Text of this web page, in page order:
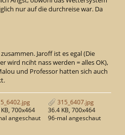
nur auf die durchreise war. Da
Jaroff ist es egal (Die
wird nciht nass werden = alles OK),
und Professor hatten sich auch
700x464
angeschaut
315_6407.jpg
36.4 KB, 700x464
96-mal angeschaut